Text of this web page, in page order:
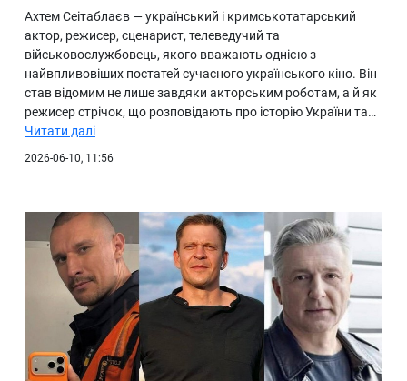
Про нас
Ахтем Сеітаблаєв — український і кримськотатарський
актор, режисер, сценарист, телеведучий та
військовослужбовець, якого вважають однією з
найвпливовіших постатей сучасного українського кіно. Він
став відомим не лише завдяки акторським роботам, а й як
режисер стрічок, що розповідають про історію України та…
Читати далі
2026-06-10, 11:56